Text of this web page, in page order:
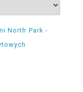
North Park -